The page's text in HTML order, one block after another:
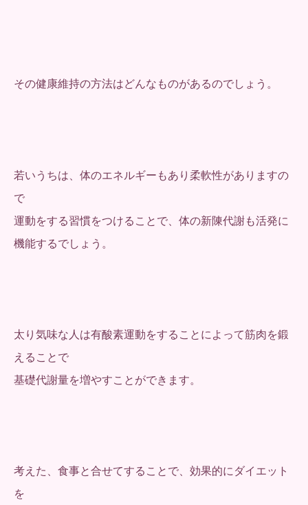
その健康維持の方法はどんなものがあるのでしょう。
若いうちは、体のエネルギーもあり柔軟性がありますの
で
運動をする習慣をつけることで、体の新陳代謝も活発に
機能するでしょう。
太り気味な人は有酸素運動をすることによって筋肉を鍛
えることで
基礎代謝量を増やすことができます。
考えた、食事と合せてすることで、効果的にダイエット
を